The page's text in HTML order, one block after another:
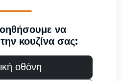
να
κουζίνα σας:
οθόνη